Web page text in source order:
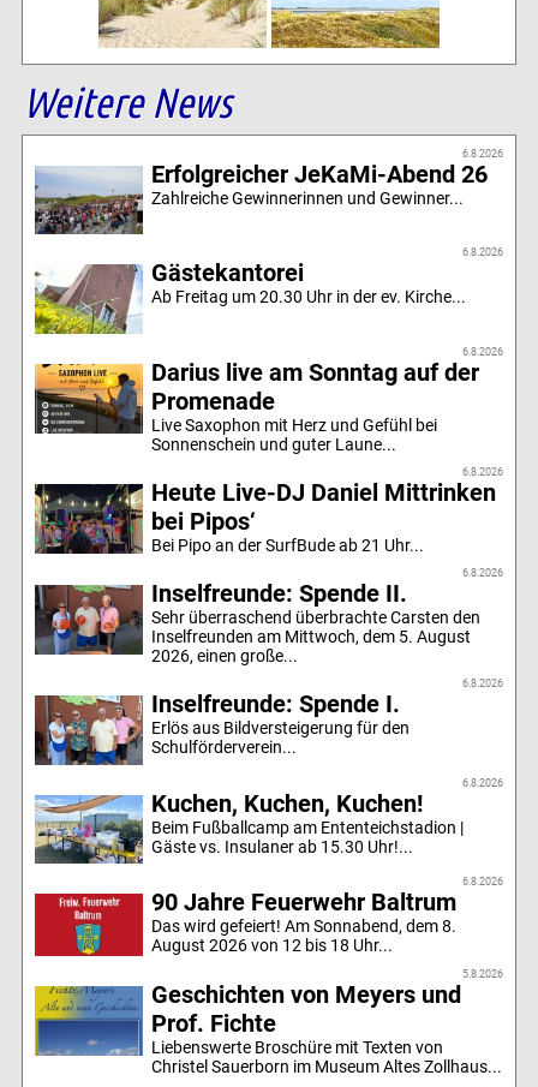
Weitere News
6.8.2026
Erfolgreicher JeKaMi-Abend 26
Zahlreiche Gewinnerinnen und Gewinner...
6.8.2026
Gästekantorei
Ab Freitag um 20.30 Uhr in der ev. Kirche...
6.8.2026
Darius live am Sonntag auf der
Promenade
Live Saxophon mit Herz und Gefühl bei
Sonnenschein und guter Laune...
6.8.2026
Heute Live-DJ Daniel Mittrinken
bei Pipos‘
Bei Pipo an der SurfBude ab 21 Uhr...
6.8.2026
Inselfreunde: Spende II.
Sehr überraschend überbrachte Carsten den
Inselfreunden am Mittwoch, dem 5. August
2026, einen große...
6.8.2026
Inselfreunde: Spende I.
Erlös aus Bildversteigerung für den
Schulförderverein...
6.8.2026
Kuchen, Kuchen, Kuchen!
Beim Fußballcamp am Ententeichstadion |
Gäste vs. Insulaner ab 15.30 Uhr!...
6.8.2026
90 Jahre Feuerwehr Baltrum
Das wird gefeiert! Am Sonnabend, dem 8.
August 2026 von 12 bis 18 Uhr...
5.8.2026
Geschichten von Meyers und
Prof. Fichte
Liebenswerte Broschüre mit Texten von
Christel Sauerborn im Museum Altes Zollhaus...